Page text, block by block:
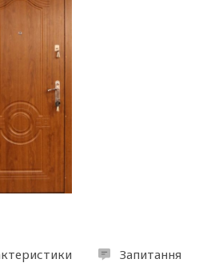
Запитання